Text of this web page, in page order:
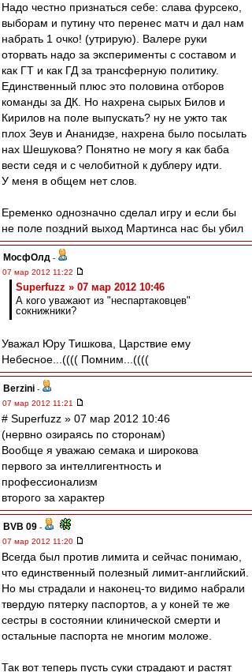
Надо честно признаться себе: слава фурсеко,
выборам и путину что перенес матч и дал нам
набрать 1 очко! (утрирую). Валере руки
оторвать надо за эксперименты с составом и
как ГТ и как ГД за трансферную политику.
Единственный плюс это половина отборов
команды за ДК. Но нахрена сырых Билов и
Кирилов на поле выпускать? ну не ужто так
плох Зеув и Ананидзе, нахрена было посылать
нах Шешукова? Понятно не могу я как баба
вести седя и с челобитной к дублеру идти.
У меня в общем нет слов.
Еременко однозначно сделал игру и если бы
не поле поздний выход Мартинса нас бы убил
МосфОлд -
07 мар 2012 11:22
Superfuzz » 07 мар 2012 10:46
А кого уважают из "неспартаковцев"
сокнижники?
Уважал Юру Тишкова, Царствие ему
Небесное...(((( Помним...((((
Berzini -
07 мар 2012 11:21
# Superfuzz » 07 мар 2012 10:46
(нервно озираясь по сторонам)
Вообще я уважаю семака и широкова
первого за интеллигентность и
профессионализм
второго за характер
BVB 09 -
07 мар 2012 11:20
Всегда был против лимита и сейчас понимаю,
что единственный полезный лимит-английский.
Но мы страдали и наконец-то видимо набрали
твердую пятерку паспортов, а у коней те же
сестры в состоянии клинической смерти и
остальные паспорта не многим моложе.
Так вот теперь пусть суки страдают и растят